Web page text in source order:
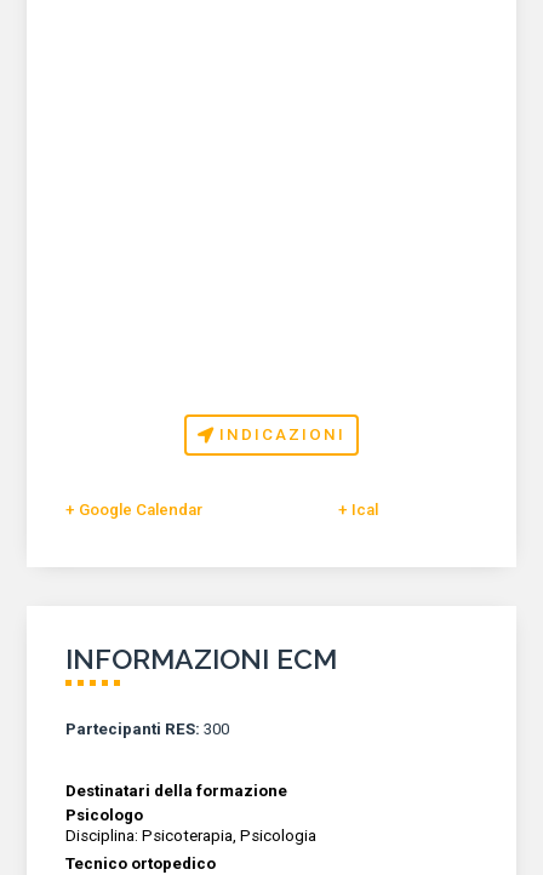
INDICAZIONI
+ Google Calendar + Ical
INFORMAZIONI ECM
Partecipanti RES:300
Psicologo
Disciplina:Psicoterapia, Psicologia
Tecnico ortopedico